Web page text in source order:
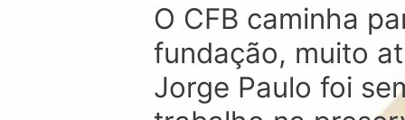
O CFB caminha
fundação, muito
Jorge Paulo foi